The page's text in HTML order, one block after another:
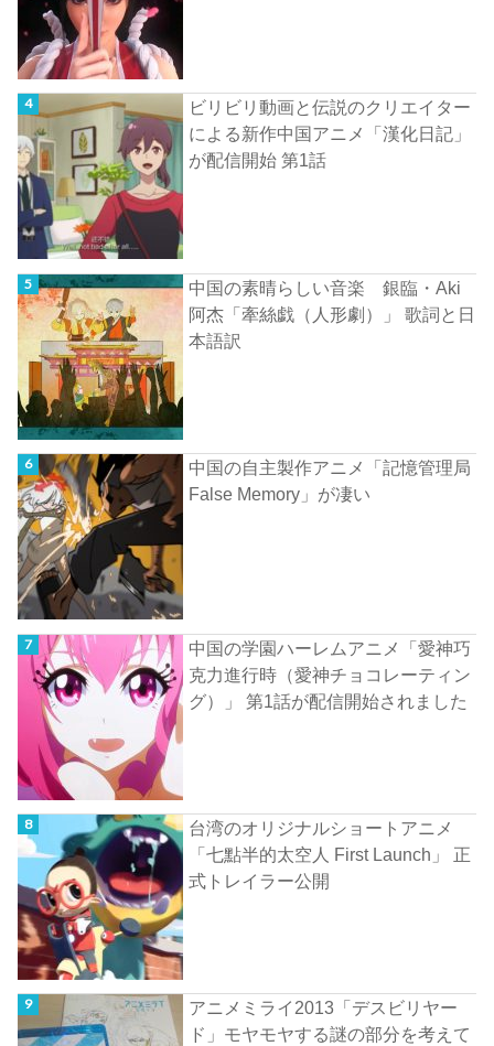
ビリビリ動画と伝説のクリエイター
による新作中国アニメ「漢化日記」
が配信開始 第1話
中国の素晴らしい音楽 銀臨・Aki
阿杰「牽絲戯（人形劇）」 歌詞と日
本語訳
中国の自主製作アニメ「記憶管理局
False Memory」が凄い
中国の学園ハーレムアニメ「愛神巧
克力進行時（愛神チョコレーティン
グ）」 第1話が配信開始されました
台湾のオリジナルショートアニメ
「七點半的太空人 First Launch」 正
式トレイラー公開
アニメミライ2013「デスビリヤー
ド」モヤモヤする謎の部分を考えて